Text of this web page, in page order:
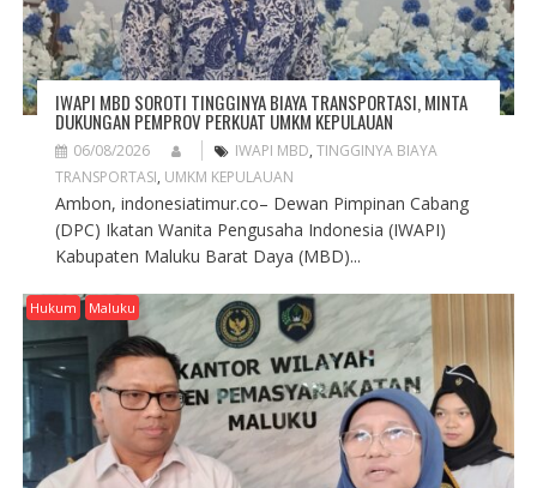
IWAPI MBD SOROTI TINGGINYA BIAYA TRANSPORTASI, MINTA
DUKUNGAN PEMPROV PERKUAT UMKM KEPULAUAN
06/08/2026 IWAPI MBD, TINGGINYA BIAYA
TRANSPORTASI, UMKM KEPULAUAN
Ambon, indonesiatimur.co– Dewan Pimpinan Cabang
(DPC) Ikatan Wanita Pengusaha Indonesia (IWAPI)
Kabupaten Maluku Barat Daya (MBD)...
Hukum Maluku